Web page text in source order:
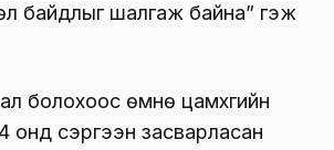
байдлыг шалгаж байна” гэж
болохоос өмнө цамхгийн
онд сэргээн засварласан